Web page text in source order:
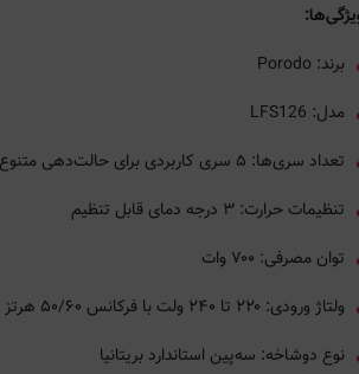
برند: Porodo
مدل: LFS126
تعداد سری‌ها: ۵ سری کاربردی برای حالت‌دهی متنوع
تنظیمات حرارت: ۳ درجه دمای قابل تنظیم
توان مصرفی: ۷۰۰ وات
ولتاژ ورودی: ۲۲۰ تا ۲۴۰ ولت با فرکانس ۵۰/۶۰ هرتز
نوع دوشاخه: سه‌پین استاندارد بریتانیا